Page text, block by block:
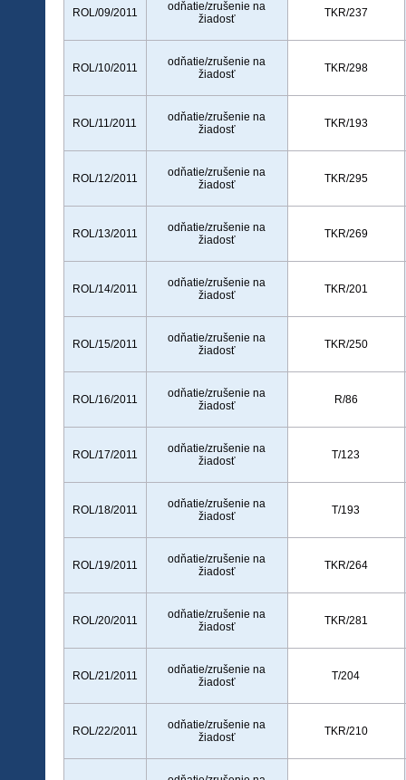
ROL/09/2011
odňatie/zrušenie na
žiadosť
TKR/237
ROL/10/2011
odňatie/zrušenie na
žiadosť
TKR/298
ROL/11/2011
odňatie/zrušenie na
žiadosť
TKR/193
ROL/12/2011
odňatie/zrušenie na
žiadosť
TKR/295
ROL/13/2011
odňatie/zrušenie na
žiadosť
TKR/269
ROL/14/2011
odňatie/zrušenie na
žiadosť
TKR/201
ROL/15/2011
odňatie/zrušenie na
žiadosť
TKR/250
ROL/16/2011
odňatie/zrušenie na
žiadosť
R/86
ROL/17/2011
odňatie/zrušenie na
žiadosť
T/123
ROL/18/2011
odňatie/zrušenie na
žiadosť
T/193
ROL/19/2011
odňatie/zrušenie na
žiadosť
TKR/264
ROL/20/2011
odňatie/zrušenie na
žiadosť
TKR/281
ROL/21/2011
odňatie/zrušenie na
žiadosť
T/204
ROL/22/2011
odňatie/zrušenie na
žiadosť
TKR/210